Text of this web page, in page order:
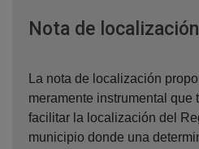
Nota de localización
La nota de localización
meramente instrumental que
facilitar la localización del
municipio donde una